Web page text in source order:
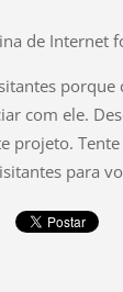
de Internet
com ele.
projeto.
para